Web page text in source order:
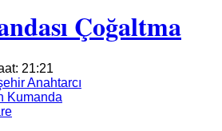
Çoğaltma
21:21
Anahtarcı
Kumanda